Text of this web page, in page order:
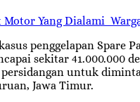
penggelapan
sekitar 41.000.000
untuk
Jawa Timur.